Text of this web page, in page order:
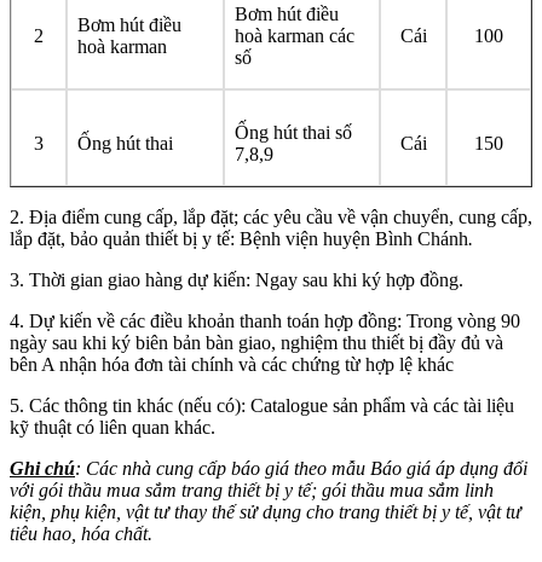
2
Bơm hút điều
hoà karman
Bơm hút điều
hoà karman các
số
Cái 100
3 Ống hút thai
Ống hút thai số
7,8,9
Cái 150
2. Địa điểm cung cấp, lắp đặt; các yêu cầu về vận chuyển, cung cấp,
lắp đặt, bảo quản thiết bị y tế: Bệnh viện huyện Bình Chánh.
3. Thời gian giao hàng dự kiến: Ngay sau khi ký hợp đồng.
4. Dự kiến về các điều khoản thanh toán hợp đồng: Trong vòng 90
ngày sau khi ký biên bản bàn giao, nghiệm thu thiết bị đầy đủ và
bên A nhận hóa đơn tài chính và các chứng từ hợp lệ khác
5. Các thông tin khác (nếu có): Catalogue sản phẩm và các tài liệu
kỹ thuật có liên quan khác.
Ghi chú: Các nhà cung cấp báo giá theo mẫu Báo giá áp dụng đối
với gói thầu mua sắm trang thiết bị y tế; gói thầu mua sắm linh
kiện, phụ kiện, vật tư thay thế sử dụng cho trang thiết bị y tế, vật tư
tiêu hao, hóa chất.